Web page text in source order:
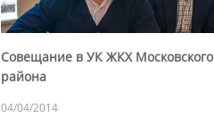
Совещание в УК ЖКХ Московского
района
04/04/2014